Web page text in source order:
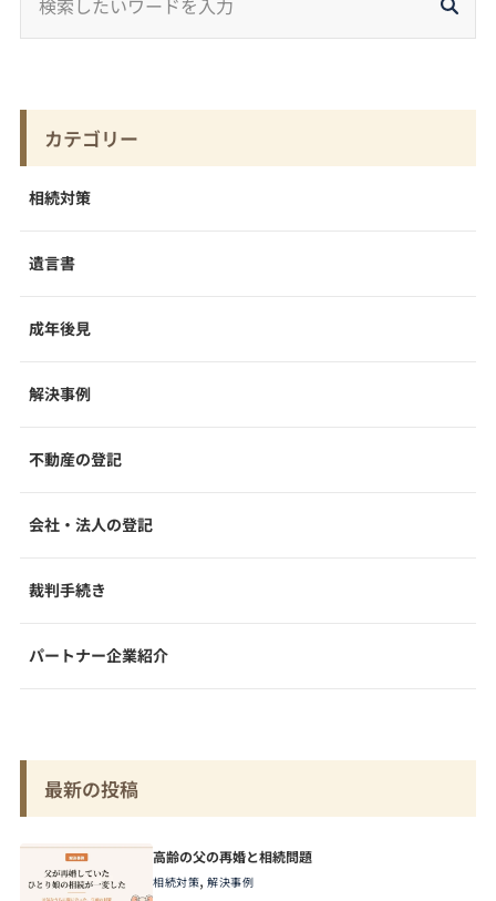
カテゴリー
相続対策
遺言書
成年後見
解決事例
不動産の登記
会社・法人の登記
裁判手続き
パートナー企業紹介
最新の投稿
高齢の父の再婚と相続問題
相続対策, 解決事例